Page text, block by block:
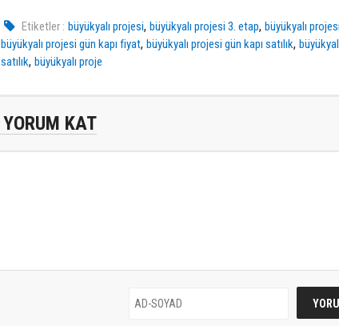
Etiketler : büyükyalı projesi,büyükyalı projesi 3. etap,büyükyalı
büyükyalı projesi gün kapı fiyat, büyükyalı projesi gün kapı satılık,
satılık, büyükyalı proje
YORUM KAT